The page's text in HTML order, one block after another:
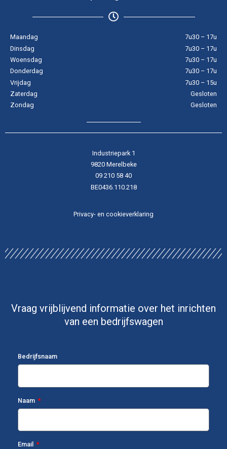
Maandag
Dinsdag
Woensdag
Donderdag
Vrijdag
Zaterdag
Zondag
7u30 – 17u
7u30 – 17u
7u30 – 17u
7u30 – 17u
7u30 – 15u
Gesloten
Gesloten
Industriepark 1
9820 Merelbeke
09 210 58 40
BE0436.110.218
Privacy- en cookieverklaring
Vraag vrijblijvend informatie over het inrichten
van een bedrijfswagen
Bedrijfsnaam
Naam
Email